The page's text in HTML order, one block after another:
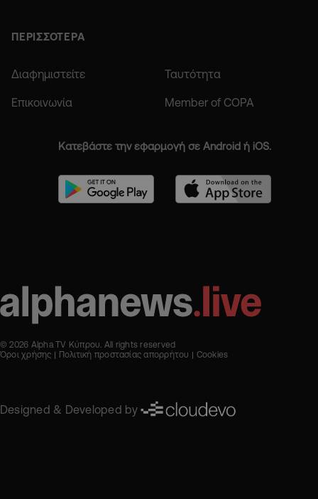
ΠΕΡΙΣΣΟΤΕΡΑ
Διαφημιστείτε Ταυτότητα
Επικοινωνία Member of COPA
Κατεβάστε την εφαρμογή σε Android ή iOS.
© 2026 Alpha TV Κύπρου. All rights reserved
Όροι χρήσης
Πολιτική προστασίας απορρήτου Cookies
Designed & Developed by